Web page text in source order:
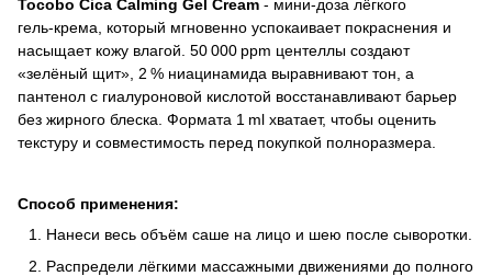
Tocobo Cica Calming Gel Cream - мини‑доза лёгкого
гель‑крема, который мгновенно успокаивает покраснения и
насыщает кожу влагой. 50 000 ppm центеллы создают
«зелёный щит», 2 % ниацинамида выравнивают тон, а
пантенол с гиалуроновой кислотой восстанавливают барьер
без жирного блеска. Формата 1 ml хватает, чтобы оценить
текстуру и совместимость перед покупкой полноразмера.
Способ применения:
Нанеси весь объём саше на лицо и шею после сыворотки.
Распредели лёгкими массажными движениями до полного